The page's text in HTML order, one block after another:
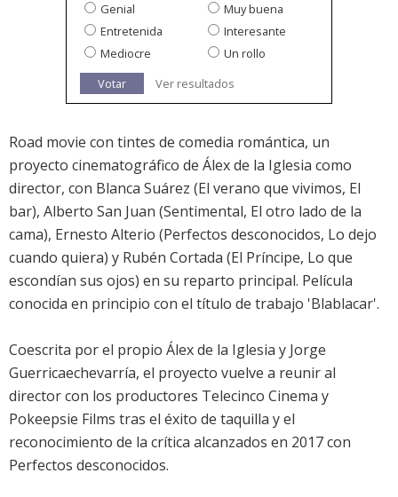
Genial
Muy buena
Entretenida
Interesante
Mediocre
Un rollo
Votar
Ver resultados
Road movie con tintes de comedia romántica, un
proyecto cinematográfico de Álex de la Iglesia como
director, con Blanca Suárez (El verano que vivimos, El
bar), Alberto San Juan (Sentimental, El otro lado de la
cama), Ernesto Alterio (Perfectos desconocidos, Lo dejo
cuando quiera) y Rubén Cortada (El Príncipe, Lo que
escondían sus ojos) en su reparto principal. Película
conocida en principio con el título de trabajo 'Blablacar'.
Coescrita por el propio Álex de la Iglesia y Jorge
Guerricaechevarría, el proyecto vuelve a reunir al
director con los productores Telecinco Cinema y
Pokeepsie Films tras el éxito de taquilla y el
reconocimiento de la crítica alcanzados en 2017 con
Perfectos desconocidos.